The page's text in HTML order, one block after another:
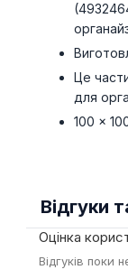
Це
для
100 x
Відгуки
Оцінка
Відгуків поки